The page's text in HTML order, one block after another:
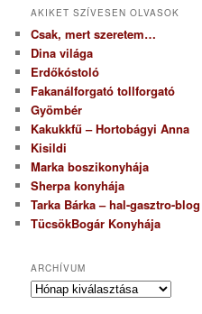
AKIKET SZÍVESEN OLVASOK
Csak, mert szeretem…
Dina világa
Erdőkóstoló
Fakanálforgató tollforgató
Gyömbér
Kakukkfű – Hortobágyi Anna
Kisildi
Marka boszikonyhája
Sherpa konyhája
Tarka Bárka – hal-gasztro-blog
TücsökBogár Konyhája
ARCHÍVUM
A